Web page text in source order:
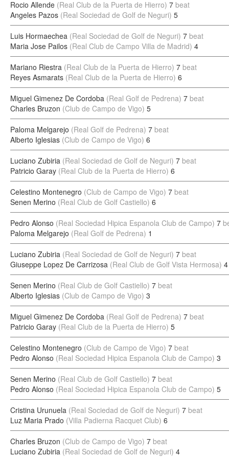
Rocio Allende (Real Club de la Puerta de Hierro) 7 beat
Angeles Pazos (Real Sociedad de Golf de Neguri) 5
Luis Hormaechea (Real Sociedad de Golf de Neguri) 7 beat
Maria Jose Pailos (Real Club de Campo Villa de Madrid) 4
Mariano Riestra (Real Club de la Puerta de Hierro) 7 beat
Reyes Asmarats (Real Club de la Puerta de Hierro) 6
Miguel Gimenez De Cordoba (Real Golf de Pedrena) 7 beat
Charles Bruzon (Club de Campo de Vigo) 5
Paloma Melgarejo (Real Golf de Pedrena) 7 beat
Alberto Iglesias (Club de Campo de Vigo) 6
Luciano Zubiria (Real Sociedad de Golf de Neguri) 7 beat
Patricio Garay (Real Club de la Puerta de Hierro) 6
Celestino Montenegro (Club de Campo de Vigo) 7 beat
Senen Merino (Real Club de Golf Castiello) 6
Pedro Alonso (Real Sociedad Hipica Espanola Club de Campo) 7
Paloma Melgarejo (Real Golf de Pedrena) 1
Luciano Zubiria (Real Sociedad de Golf de Neguri) 7 beat
Giuseppe Lopez De Carrizosa (Real Club de Golf Vista Hermosa) 4
Senen Merino (Real Club de Golf Castiello) 7 beat
Alberto Iglesias (Club de Campo de Vigo) 3
Miguel Gimenez De Cordoba (Real Golf de Pedrena) 7 beat
Patricio Garay (Real Club de la Puerta de Hierro) 5
Celestino Montenegro (Club de Campo de Vigo) 7 beat
Pedro Alonso (Real Sociedad Hipica Espanola Club de Campo) 3
Senen Merino (Real Club de Golf Castiello) 7 beat
Pedro Alonso (Real Sociedad Hipica Espanola Club de Campo) 5
Cristina Urunuela (Real Sociedad de Golf de Neguri) 7 beat
Luz Maria Prado (Villa Padierna Racquet Club) 6
Charles Bruzon (Club de Campo de Vigo) 7 beat
Luciano Zubiria (Real Sociedad de Golf de Neguri) 4